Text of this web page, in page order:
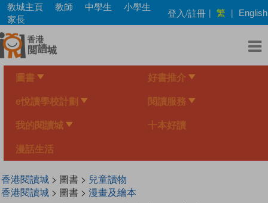
Skip
main
content
教城主頁 教師 中學生
小學生
家長
登入/註冊 | 繁 | English
圖書 好書推介
e悅讀學校計劃 閱讀服務
我的閱讀城 十本好讀
漫話生活
香港閱讀城> 圖書 > 兒童讀物
香港閱讀城> 圖書 > 漫畫及繪本